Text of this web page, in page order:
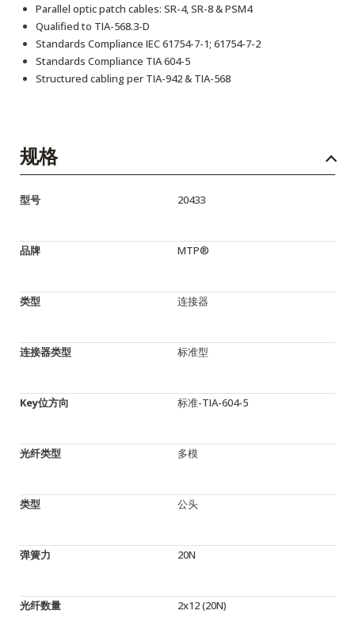
Parallel optic patch cables: SR-4, SR-8 & PSM4
Qualified to TIA-568.3-D
Standards Compliance IEC 61754-7-1; 61754-7-2
Standards Compliance TIA 604-5
Structured cabling per TIA-942 & TIA-568
规格
型号 20433
品牌 MTP®
类型 连接器
连接器类型 标准型
Key位方向 标准-TIA-604-5
光纤类型 多模
类型 公头
弹簧力 20N
光纤数量 2x12 (20N)